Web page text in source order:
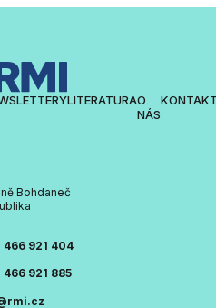
LITERATURAO
NÁS
Bohdaneč
466 921 404
921 885